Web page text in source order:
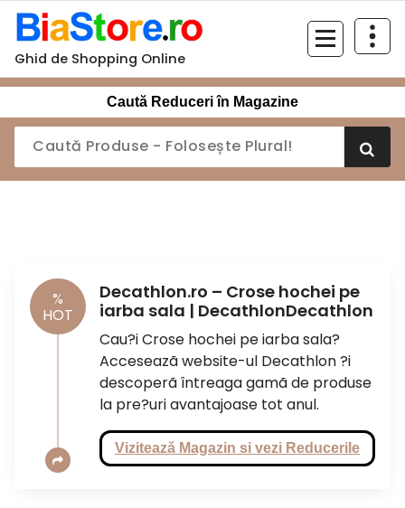
Sari
conținut
Ghid de Shopping Online
Caută Reduceri în Magazine
%
HOT
Decathlon.ro – Crose hochei pe
iarba sala | DecathlonDecathlon
Cau?i Crose hochei pe iarba sala?
Acceseazã website-ul Decathlon ?i
descoperã întreaga gamã de produse
la pre?uri avantajoase tot anul.
Vizitează Magazin si vezi Reducerile